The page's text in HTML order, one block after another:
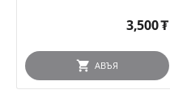
3,500₮
АВЪЯ